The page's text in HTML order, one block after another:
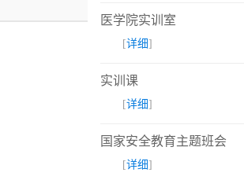
医学院实训室
[详细]
实训课
[详细]
国家安全教育主题班会
[详细]